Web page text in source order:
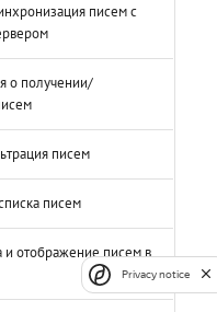
писем с
о получении/
писем
писем
и отображение писем в
Privacy notice